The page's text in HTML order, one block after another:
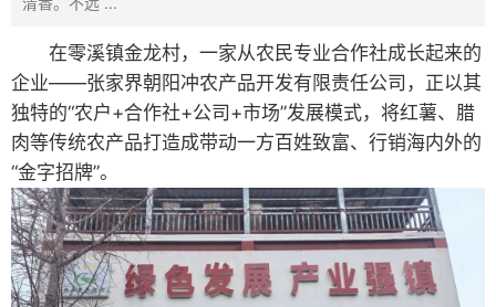
在零溪镇金龙村，一家从农民专业合作社成长起来的
企业——张家界朝阳冲农产品开发有限责任公司，正以其
独特的“农户+合作社+公司+市场”发展模式，将红薯、腊
肉等传统农产品打造成带动一方百姓致富、行销海内外的
“金字招牌”。